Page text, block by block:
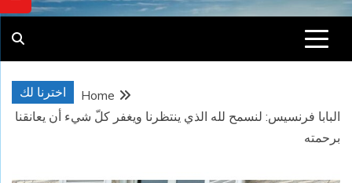
اخترنا لك
Home
البابا فرنسيس: لنسمح لله الذي ينتظرنا ويغفر كلّ شيء أن يعانقنا
برحمته